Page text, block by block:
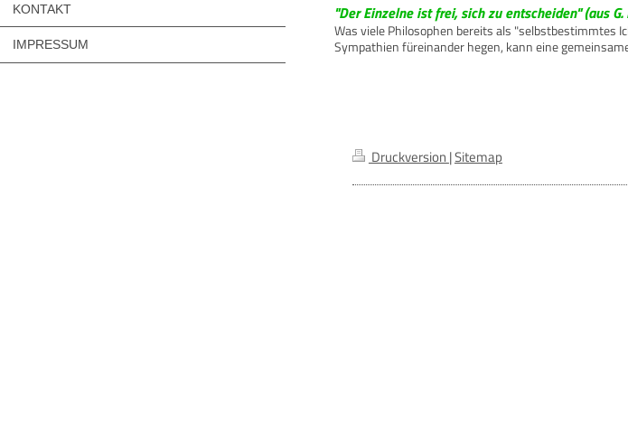
KONTAKT
IMPRESSUM
"Der Einzelne ist frei, sich zu entscheiden" (aus
Was viele Philosophen bereits als "selbstbestimmtes
Sympathien füreinander hegen, kann eine
Druckversion |Sitemap